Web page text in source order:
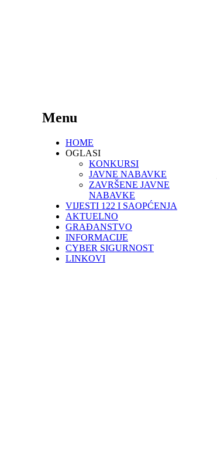
Menu
HOME
OGLASI
KONKURSI
JAVNE NABAVKE
ZAVRŠENE JAVNE
NABAVKE
VIJESTI 122 I SAOPĆENJA
AKTUELNO
GRAĐANSTVO
INFORMACIJE
CYBER SIGURNOST
LINKOVI